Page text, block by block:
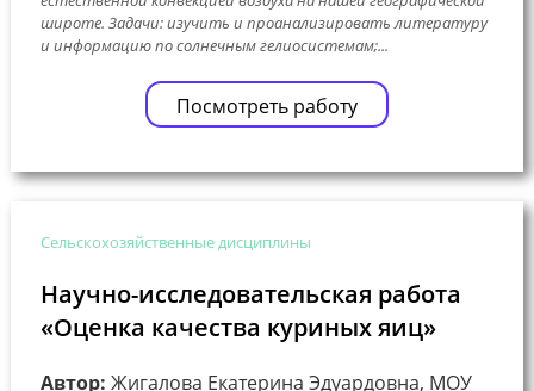
широте. Задачи: изучить и проанализировать литературу
и информацию по солнечным гелиосистемам;...
Посмотреть работу
Сельскохозяйственные дисциплины
Научно-исследовательская работа
«Оценка качества куриных яиц»
Автор: Жигалова Екатерина Эдуардовна, МОУ